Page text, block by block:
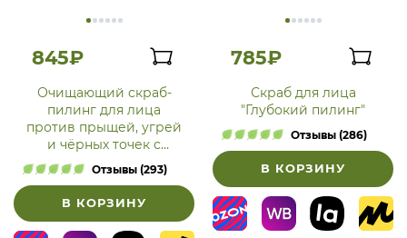
845₽
Очищающий скраб-
пилинг для лица
против прыщей, угрей
и чёрных точек с
цинком
Отзывы (293)
В КОРЗИНУ
785₽
Скраб для лица
"Глубокий пилинг"
Отзывы (286)
В КОРЗИНУ